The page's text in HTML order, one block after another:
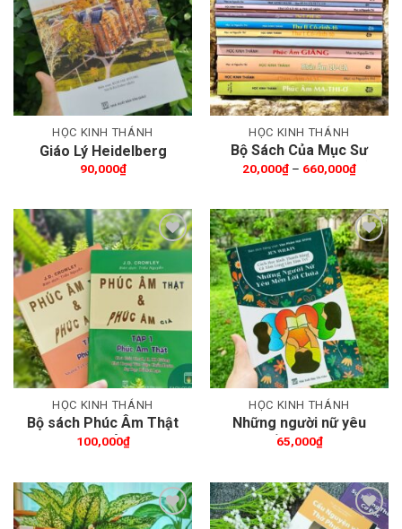
HỌC KINH THÁNH
Giáo Lý Heidelberg
90,000₫
HỌC KINH THÁNH
Bộ Sách Của Mục Sư
Nguyễn Thỉ (18 cuốn)
20,000₫ – 660,000₫Khoảng
đến
Thêm wishlist
HỌC KINH THÁNH
Bộ sách Phúc Âm Thật
– Giả
100,000₫
Thêm wishlist
HỌC KINH THÁNH
Những người nữ yêu
mến lời Chúa
65,000₫